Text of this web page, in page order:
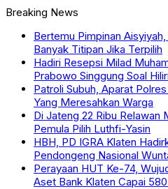
Breaking News
Bertemu Pimpinan
Banyak Titipan Jika Terpilih
Hadiri Resepsi Milad
Prabowo Singgung Soal
Patroli Subuh, Aparat
Yang Meresahkan Warga
Di Jateng 22 Ribu Relawan
Pemula Pilih Luthfi-Yasin
HBH, PD IGRA Klaten
Pendongeng Nasional
Perayaan HUT Ke-74,
Aset Bank Klaten Capai